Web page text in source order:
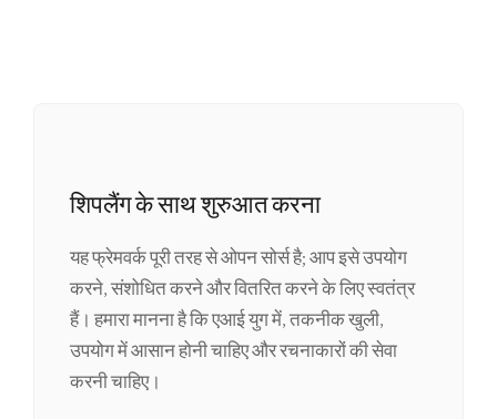
शिपलैंग के साथ शुरुआत करना
यह फ्रेमवर्क पूरी तरह से ओपन सोर्स है; आप इसे उपयोग
करने, संशोधित करने और वितरित करने के लिए स्वतंत्र
हैं। हमारा मानना ​​है कि एआई युग में, तकनीक खुली,
उपयोग में आसान होनी चाहिए और रचनाकारों की सेवा
करनी चाहिए।